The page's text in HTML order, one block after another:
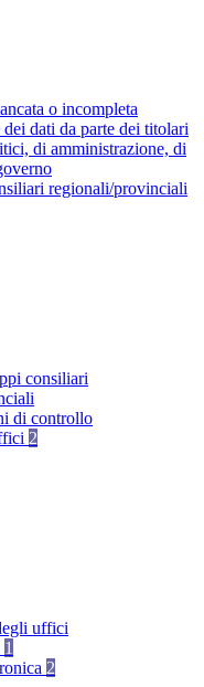
o incompleta
dati da parte dei titolari
di amministrazione, di
regionali/provinciali
consiliari
di controllo
2
uffici
1
2